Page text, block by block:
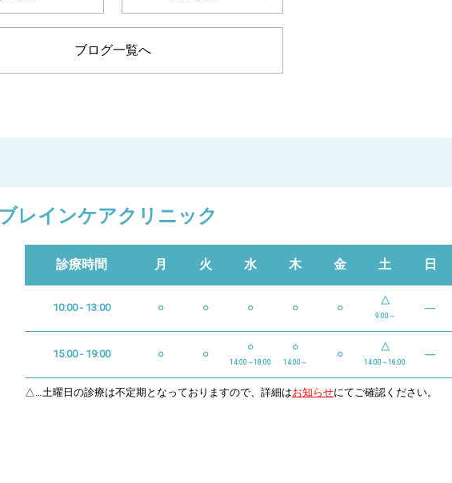
ブログ一覧へ
レインケアクリニック
△…土曜日の診療は不定期となっておりますので、詳細はお知らせにてご確認ください。
診療時間 月 火 水 木 金 土 日
10:00 - 13:00 ○ ○ ○ ○ ○
△
9:00～
―
15:00 - 19:00 ○ ○
○
14:00～18:00
○
14:00～
○
△
14:00～16:00
―